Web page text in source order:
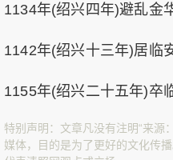
1134年(绍兴四年)避乱金
1142年(绍兴十三年)居临
1155年(绍兴二十五年)卒
特别声明：文章凡没有注明“来源
媒体，目的是为了更好的文化传